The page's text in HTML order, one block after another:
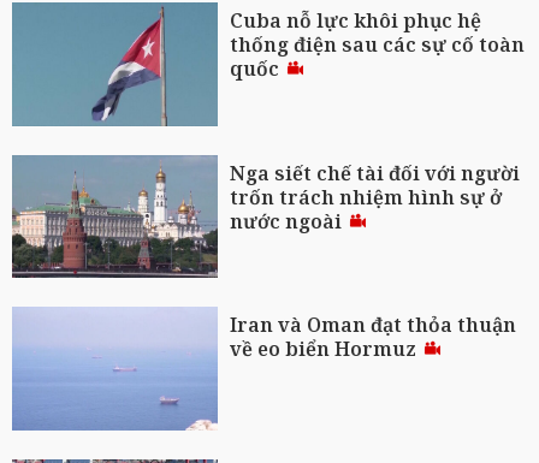
Cuba nỗ lực khôi phục hệ
thống điện sau các sự cố toàn
quốc
Nga siết chế tài đối với người
trốn trách nhiệm hình sự ở
nước ngoài
Iran và Oman đạt thỏa thuận
về eo biển Hormuz